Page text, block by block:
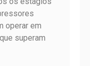
operar em
superam